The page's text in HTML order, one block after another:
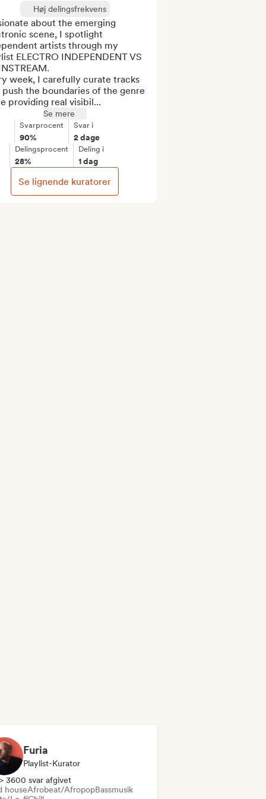
Høj delingsfrekvens
about the emerging
scene, I spotlight
artists through my
ELECTRO INDEPENDENT VS
week, I carefully curate tracks
the boundaries of the genre
providing real visibil...
Se mere
Svarprocent
90%
Svar i
2 dage
Delingsprocent
28%
Deling i
1 dag
Se lignende kuratorer
Furia
Playlist-Kurator
3600 svar afgivet
houseAfrobeat/AfropopBassmusik